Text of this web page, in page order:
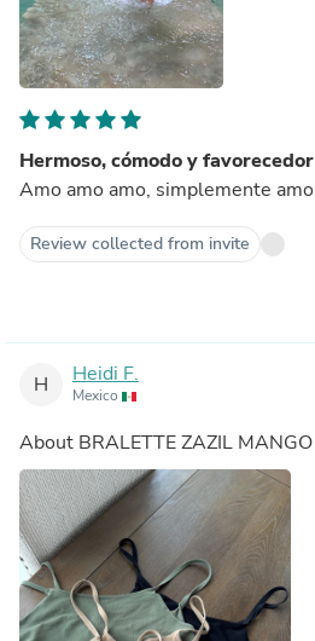
Hermoso, cómodo y favorecedor
Amo amo amo, simplemente amo
Review collected from invite
H Heidi F.
Mexico
About BRALETTE ZAZIL MANGO